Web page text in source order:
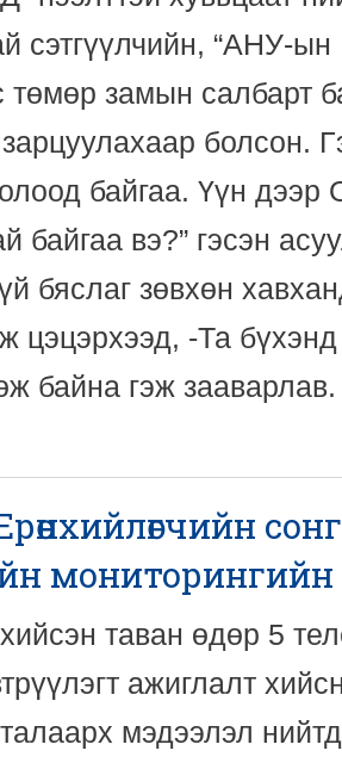
сэтгүүлчийн, “АНУ-
төмөр замын салбарт
болсон.
байгаа. Үүн
байгаа вэ?” гэсэн
бяслаг зөвхөн
цэцэрхээд, -Та
байна гэж зааварлав.
мониторингийн
таван өдөр 5
ажиглалт
мэдээлэл